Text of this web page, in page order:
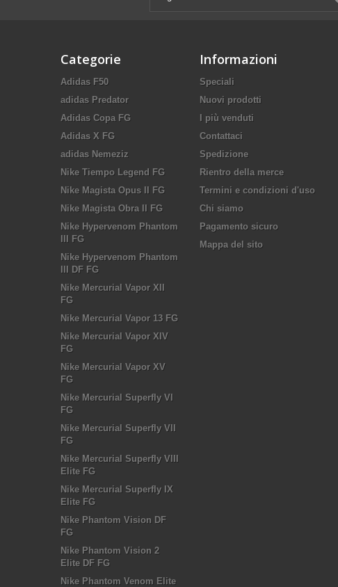
Categorie
Adidas F50
adidas Predator
Adidas Copa FG
Adidas X FG
adidas Nemeziz
Nike Tiempo Legend FG
Nike Magista Opus II FG
Nike Magista Obra II FG
Nike Hypervenom Phantom
III FG
Nike Hypervenom Phantom
III DF FG
Nike Mercurial Vapor XII
FG
Nike Mercurial Vapor 13 FG
Nike Mercurial Vapor XIV
FG
Nike Mercurial Vapor XV
FG
Nike Mercurial Superfly VI
FG
Nike Mercurial Superfly VII
FG
Nike Mercurial Superfly VIII
Elite FG
Nike Mercurial Superfly IX
Elite FG
Nike Phantom Vision DF
FG
Nike Phantom Vision 2
Elite DF FG
Nike Phantom Venom Elite
Informazioni
Speciali
Nuovi prodotti
I più venduti
Contattaci
Spedizione
Rientro della merce
Termini e condizioni d'uso
Chi siamo
Pagamento sicuro
Mappa del sito